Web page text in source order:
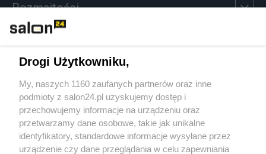
Rozmaitości
Sport
Społeczeństwo
Kultura
Drogi Użytkowniku,
My, naszych 1160 zaufanych partnerów oraz inne
podmioty z salon24.pl uzyskujemy dostęp i
przechowujemy informacje na urządzeniu oraz
przetwarzamy dane osobowe, takie jak unikalne
identyfikatory, standardowe informacje wysyłane przez
urządzenie czy dane przeglądania w celu zapewniania